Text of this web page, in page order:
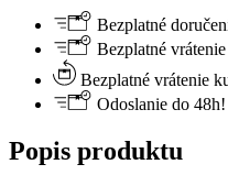
Bezplatné
Bezplatné
Bezplatné vrátenie
Odoslanie do 48h!
Popis produktu